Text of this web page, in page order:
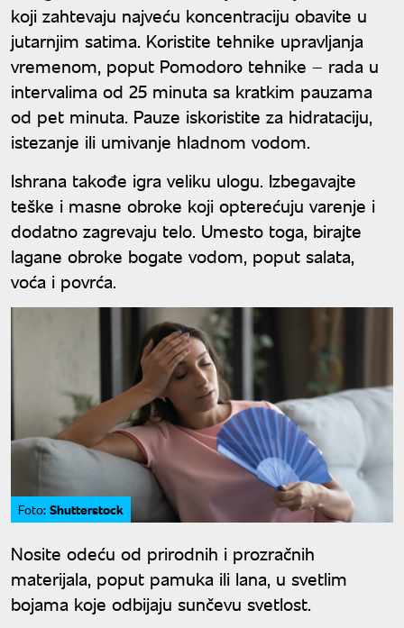
koji zahtevaju najveću koncentraciju obavite u
jutarnjim satima. Koristite tehnike upravljanja
vremenom, poput Pomodoro tehnike – rada u
intervalima od 25 minuta sa kratkim pauzama
od pet minuta. Pauze iskoristite za hidrataciju,
istezanje ili umivanje hladnom vodom.
Ishrana takođe igra veliku ulogu. Izbegavajte
teške i masne obroke koji opterećuju varenje i
dodatno zagrevaju telo. Umesto toga, birajte
lagane obroke bogate vodom, poput salata,
voća i povrća.
Foto: Shutterstock
Nosite odeću od prirodnih i prozračnih
materijala, poput pamuka ili lana, u svetlim
bojama koje odbijaju sunčevu svetlost.